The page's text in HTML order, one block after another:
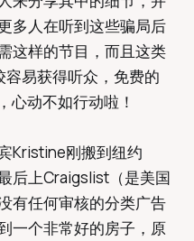
多人在听到这些骗局后
这样的节目，而且这类
易获得听众，免费的
心动不如行动啦！
Kristine刚搬到纽约
后上Craigslist（是美国
有任何审核的分类广告
一个非常好的房子，原